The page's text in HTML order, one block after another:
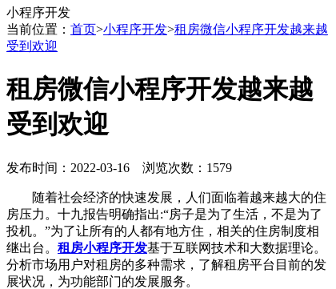
小程序开发
当前位置： 首页>小程序开发>租房微信小程序开发越来越
受到欢迎
租房微信小程序开发越来越
受到欢迎
发布时间：2022-03-16 浏览次数：1579
随着社会经济的快速发展，人们面临着越来越大的住
房压力。十九报告明确指出:“房子是为了生活，不是为了
投机。”为了让所有的人都有地方住，相关的住房制度相
继出台。 租房小程序开发基于互联网技术和大数据理论。
分析市场用户对租房的多种需求，了解租房平台目前的发
展状况，为功能部门的发展服务。